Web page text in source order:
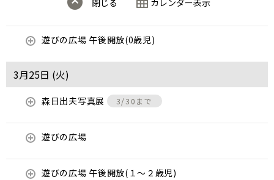
遊びの広場 午後開放(0歳児)
3月25日 (火)
森日出夫写真展 3/30まで
遊びの広場
遊びの広場 午後開放(１～２歳児)